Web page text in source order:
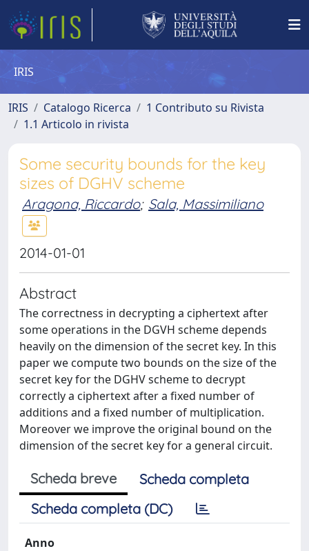
IRIS
IRIS Catalogo Ricerca
1 Contributo su Rivista
1.1 Articolo in rivista
Some security bounds for the key
sizes of DGHV scheme
Aragona, Riccardo; Sala, Massimiliano
2014-01-01
Abstract
The correctness in decrypting a ciphertext after
some operations in the DGVH scheme depends
heavily on the dimension of the secret key. In this
paper we compute two bounds on the size of the
secret key for the DGHV scheme to decrypt
correctly a ciphertext after a fixed number of
additions and a fixed number of multiplication.
Moreover we improve the original bound on the
dimension of the secret key for a general circuit.
Scheda breve
Scheda completa
Scheda completa (DC)
Anno